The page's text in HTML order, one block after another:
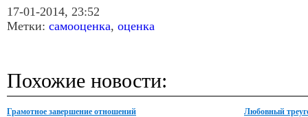
17-01-2014, 23:52
Метки: самооценка, оценка
Похожие новости:
Грамотное завершение отношений
Любовный